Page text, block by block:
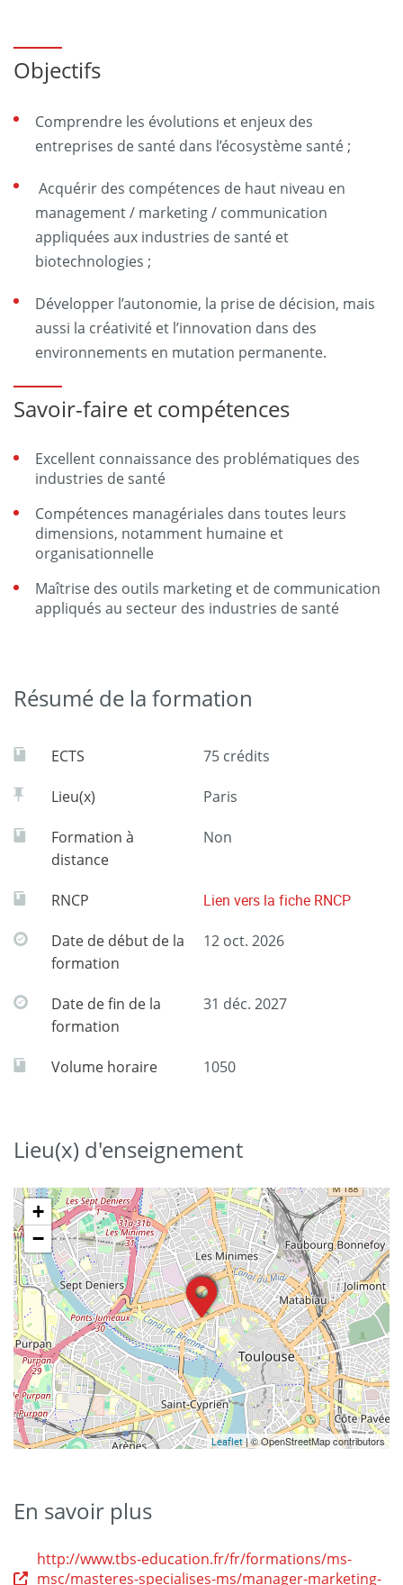
Objectifs
Comprendre les évolutions et enjeux des
entreprises de santé dans l’écosystème santé ;
Acquérir des compétences de haut niveau en
management / marketing / communication
appliquées aux industries de santé et
biotechnologies ;
Développer l’autonomie, la prise de décision, mais
aussi la créativité et l’innovation dans des
environnements en mutation permanente.
Savoir-faire et compétences
Excellent connaissance des problématiques des
industries de santé
Compétences managériales dans toutes leurs
dimensions, notamment humaine et
organisationnelle
Maîtrise des outils marketing et de communication
appliqués au secteur des industries de santé
Résumé de la formation
ECTS 75 crédits
Lieu(x) Paris
Formation à
distance
Non
RNCP Lien vers la fiche RNCP
Date de début de la
formation
12 oct. 2026
Date de fin de la
formation
31 déc. 2027
Volume horaire 1050
Lieu(x) d'enseignement
+
−
Leaflet| © OpenStreetMap contributors
En savoir plus
http://www.tbs-education.fr/fr/formations/ms-
msc/masteres-specialises-ms/manager-marketing-